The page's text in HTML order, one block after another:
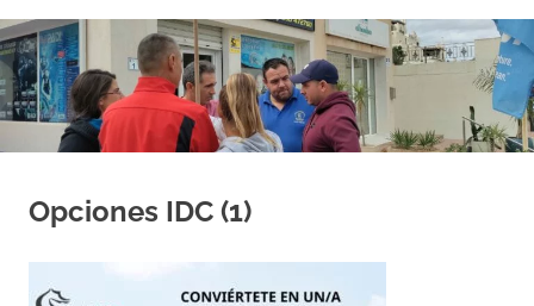
Saltar
al
contenido
Opciones IDC (1)